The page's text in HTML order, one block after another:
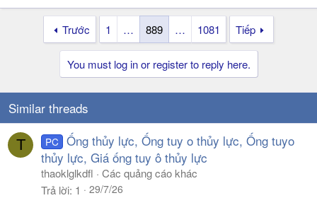
Trước 1 … 889 … 1081 Tiếp
You must log in or register to reply here.
Similar threads
T PC Ống thủy lực, Ống tuy o thủy lực, Ống tuyo
thủy lực, Giá ống tuy ô thủy lực
thaoklglkdfl
Các quảng cáo khác
Trả lời 1 29/7/26